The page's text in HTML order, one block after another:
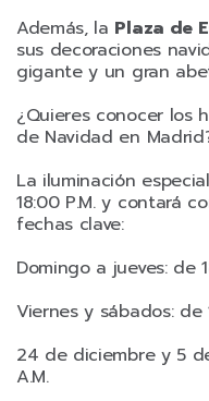
Además, la Plaza de
sus decoraciones
gigante y un gran
¿Quieres conocer los
de Navidad en
La iluminación
18:00 P.M. y contará
fechas clave:
Domingo a jueves: de
Viernes y sábados: de
24 de diciembre y 5
A.M.